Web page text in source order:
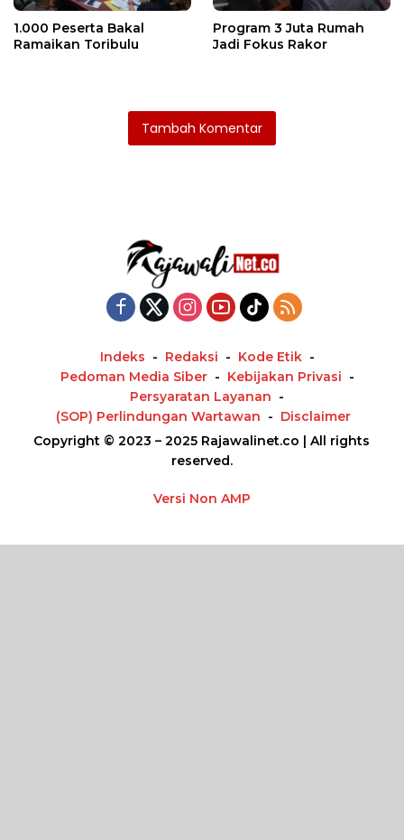
1.000 Peserta Bakal
Ramaikan Toribulu
Program 3 Juta Rumah
Jadi Fokus Rakor
Tambah Komentar
Indeks Redaksi
Kode Etik
Pedoman Media Siber
Kebijakan Privasi
Persyaratan Layanan
(SOP) Perlindungan Wartawan
Disclaimer
Copyright © 2023 – 2025 Rajawalinet.co | All rights
reserved.
Versi Non AMP